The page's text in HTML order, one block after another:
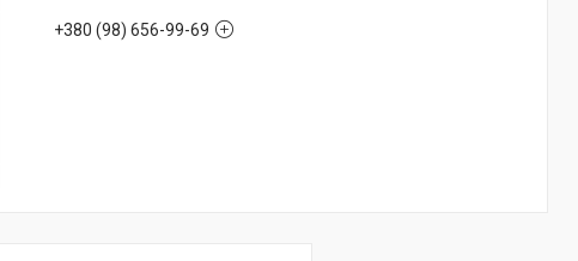
+380 (98) 656-99-69